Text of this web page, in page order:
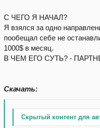
С ЧЕГО Я НАЧАЛ?
Я взялся за одно
пообещал себе не
1000$ в месяц.
В ЧЕМ ЕГО СУТЬ? -
Скачать:
Скрытый контент для